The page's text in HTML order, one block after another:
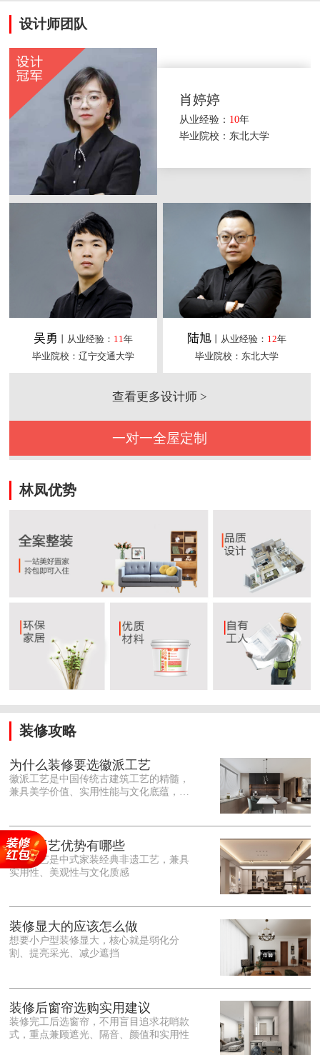
设计师团队
肖婷婷
从业经验： 10年
毕业院校：东北大学
吴勇 丨从业经验： 11年
毕业院校：辽宁交通大学
陆旭丨从业经验： 12年
毕业院校：东北大学
查看更多设计师 >
一对一全屋定制
林凤优势
装修攻略
为什么装修要选徽派工艺
徽派工艺是中国传统古建筑工艺的精髓，
兼具美学价值、实用性能与文化底蕴，优
雕细琢的砖、木、石雕为特色，线条古朴
大气，意境悠远，自带东方中式雅致韵
味，耐看且不易过时。<o:p></o:p> 在工
艺品质上，徽派工艺遵循古法匠心工序，
保耐用，抗风化、耐腐蚀，使用
徽派工艺优势有哪些
徽派工艺是中式家装经典非遗工艺，兼具
实用性、美观性与文化质感
装修显大的应该怎么做
想要小户型装修显大，核心就是弱化分
割、提亮采光、减少遮挡
装修后窗帘选购实用建议
装修完工后选窗帘，不用盲目追求花哨款
式，重点兼顾遮光、隔音、颜值和实用性